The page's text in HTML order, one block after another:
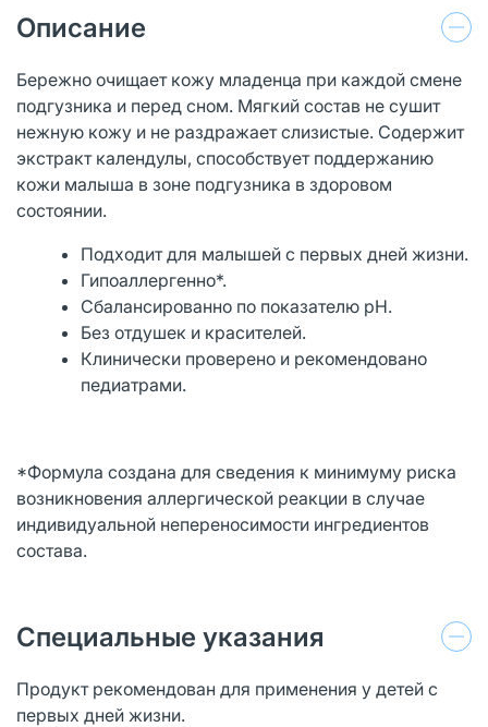
Описание
Бережно очищает кожу младенца при каждой смене
подгузника и перед сном. Мягкий состав не сушит
нежную кожу и не раздражает слизистые. Содержит
экстракт календулы, способствует поддержанию
кожи малыша в зоне подгузника в здоровом
состоянии.
Подходит для малышей с первых дней жизни.
Гипоаллергенно*.
Сбалансированно по показателю рН.
Без отдушек и красителей.
Клинически проверено и рекомендовано
педиатрами.
*Формула создана для сведения к минимуму риска
возникновения аллергической реакции в случае
индивидуальной непереносимости ингредиентов
состава.
Специальные указания
Продукт рекомендован для применения у детей с
первых дней жизни.